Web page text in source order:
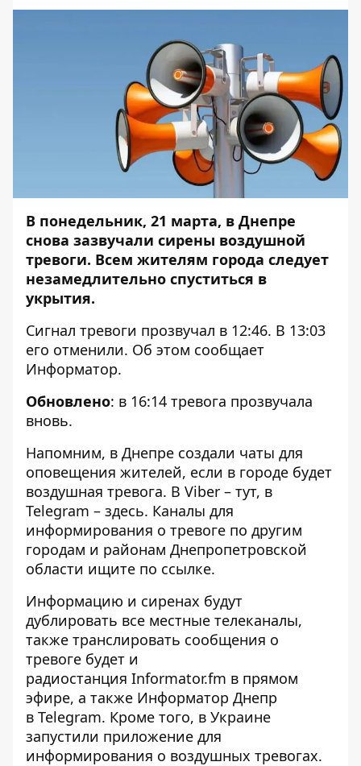
В понедельник, 21 марта, в Днепре
снова зазвучали сирены воздушной
тревоги. Всем жителям города следует
незамедлительно спуститься в
укрытия.
Сигнал тревоги прозвучал в 12:46. В 13:03
его отменили. Об этом сообщает
Информатор.
Обновлено: в 16:14 тревога прозвучала
вновь.
Напомним, в Днепре создали чаты для
оповещения жителей, если в городе будет
воздушная тревога. В Viber – тут, в
Telegram – здесь. Каналы для
информирования о тревоге по другим
городам и районам Днепропетровской
области ищите по ссылке.
Информацию и сиренах будут
дублировать все местные телеканалы,
также транслировать сообщения о
тревоге будет и
радиостанция Informator.fm в прямом
эфире, а также Информатор Днепр
в Telegram. Кроме того, в Украине
запустили приложение для
информирования о воздушных тревогах.